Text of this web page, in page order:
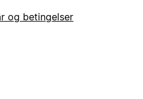
og betingelser